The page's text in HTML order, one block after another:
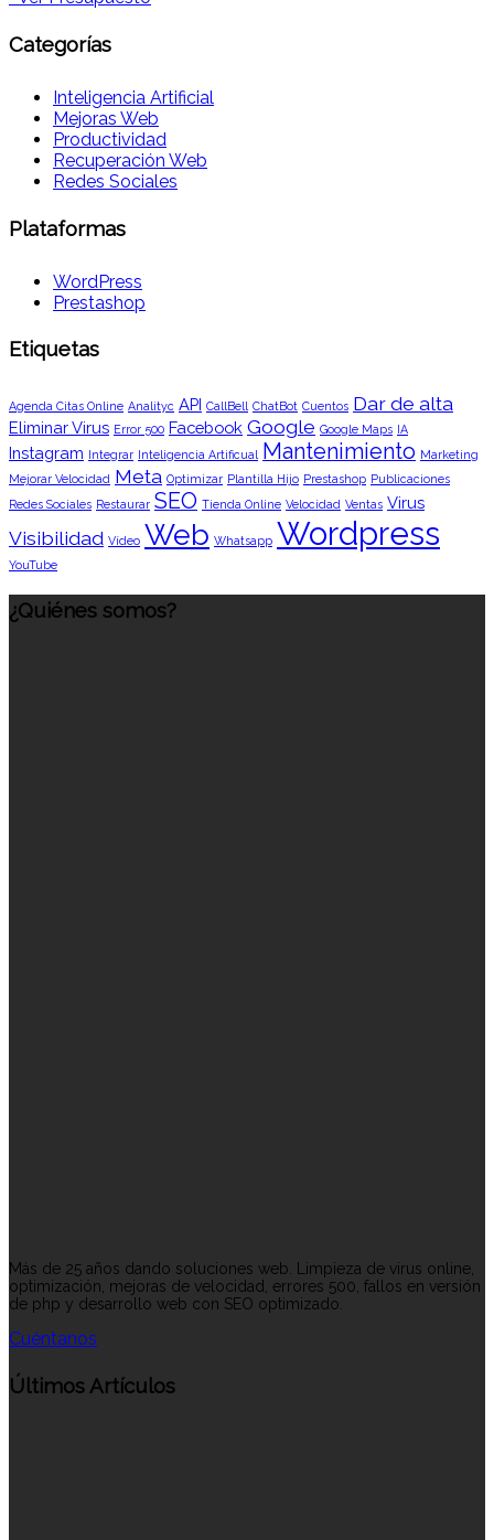
Categorías
Inteligencia Artificial
Mejoras Web
Productividad
Recuperación Web
Redes Sociales
Plataformas
WordPress
Prestashop
Etiquetas
Agenda Citas Online Analityc API CallBell ChatBot Cuentos Dar de alta
Eliminar Virus Error 500 Facebook Google Google Maps IA
Instagram Integrar Inteligencia Artificual Mantenimiento Marketing
Mejorar Velocidad Meta Optimizar Plantilla Hijo Prestashop Publicaciones
Redes Sociales Restaurar SEO Tienda Online Velocidad Ventas Virus
Visibilidad Vídeo Web Whatsapp Wordpress
YouTube
¿Quiénes somos?
Más de 25 años dando soluciones web. Limpieza de virus online,
optimización, mejoras de velocidad, errores 500, fallos en versión
de php y desarrollo web con SEO optimizado.
Cuéntanos
Últimos Artículos